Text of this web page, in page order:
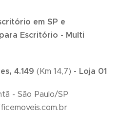
em SP e
Escritório - Multi
4.149 (Km 14,7) - Loja 01
- São Paulo/SP